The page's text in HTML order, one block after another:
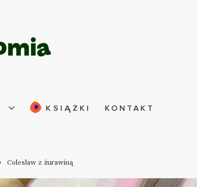
KSIĄŻKI KONTAKT
Coleslaw z żurawiną